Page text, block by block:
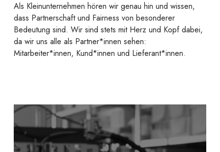
Als Kleinunternehmen hören wir genau hin und wissen,
dass Partnerschaft und Fairness von besonderer
Bedeutung sind. Wir sind stets mit Herz und Kopf dabei,
da wir uns alle als Partner*innen sehen:
Mitarbeiter*innen, Kund*innen und Lieferant*innen.